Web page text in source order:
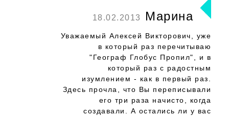
18.02.2013 Марина
Уважаемый Алексей Викторович, уже
в который раз перечитываю
"Географ Глобус Пропил", и в
который раз с радостным
изумлением - как в первый раз.
Здесь прочла, что Вы переписывали
его три раза начисто, когда
создавали. А остались ли у вас